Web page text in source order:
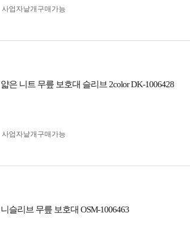
사업자 낱개구매가능
얇은 니트 무릎 보호대 슬리브 2color DK-1006428
사업자 낱개구매가능
니슬리브 무릎 보호대 OSM-1006463